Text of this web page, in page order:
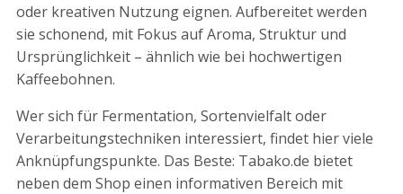
oder kreativen Nutzung eignen. Aufbereitet werden
sie schonend, mit Fokus auf Aroma, Struktur und
Ursprünglichkeit – ähnlich wie bei hochwertigen
Kaffeebohnen.
Wer sich für Fermentation, Sortenvielfalt oder
Verarbeitungstechniken interessiert, findet hier viele
Anknüpfungspunkte. Das Beste: Tabako.de bietet
neben dem Shop einen informativen Bereich mit